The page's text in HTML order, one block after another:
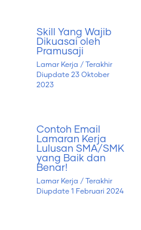
Skill Yang Wajib
Dikuasai oleh
Pramusaji
Lamar Kerja / Terakhir
Diupdate 23 Oktober
2023
Contoh Email
Lamaran Kerja
Lulusan SMA/SMK
yang Baik dan
Benar!
Lamar Kerja / Terakhir
Diupdate 1 Februari 2024